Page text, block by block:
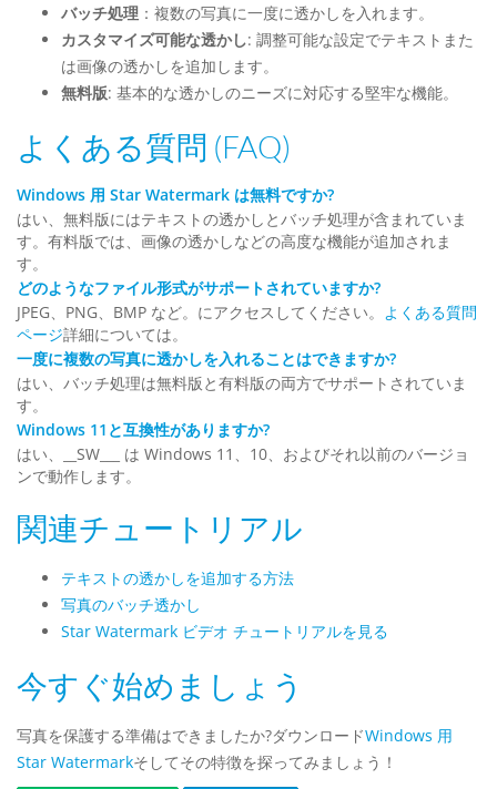
バッチ処理 ：複数の写真に一度に透かしを入れます。
カスタマイズ可能な透かし: 調整可能な設定でテキストまた
は画像の透かしを追加します。
無料版: 基本的な透かしのニーズに対応する堅牢な機能。
よくある質問 (FAQ)
Windows 用 Star Watermark は無料ですか?
はい、無料版にはテキストの透かしとバッチ処理が含まれていま
す。有料版では、画像の透かしなどの高度な機能が追加されま
す。
どのようなファイル形式がサポートされていますか?
JPEG、PNG、BMP など。にアクセスしてください。
よくある質問
ページ詳細については。
一度に複数の写真に透かしを入れることはできますか?
はい、バッチ処理は無料版と有料版の両方でサポートされていま
す。
Windows 11と互換性がありますか?
はい、__SW___ は Windows 11、10、およびそれ以前のバージョ
ンで動作します。
関連チュートリアル
テキストの透かしを追加する方法
写真のバッチ透かし
Star Watermark ビデオ チュートリアルを見る
今すぐ始めましょう
写真を保護する準備はできましたか?ダウンロードWindows 用
Star Watermarkそしてその特徴を探ってみましょう！